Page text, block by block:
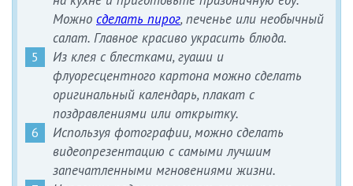
Можно сделать пирог, печенье или необычный
салат. Главное красиво украсить блюда.
Из клея с блестками, гуаши и
флуоресцентного картона можно сделать
оригинальный календарь, плакат с
поздравлениями или открытку.
Используя фотографии, можно сделать
видеопрезентацию с самыми лучшим
запечатленными мгновениями жизни.